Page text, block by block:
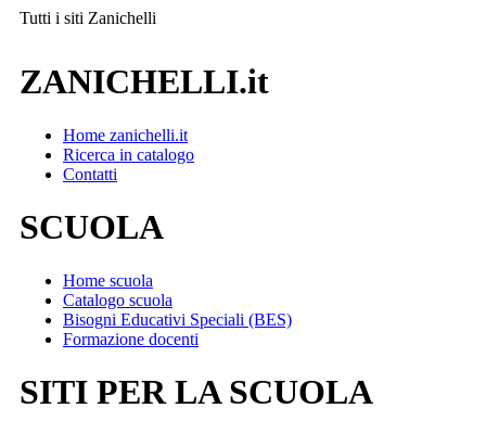
Tutti i siti Zanichelli
ZANICHELLI.it
Home zanichelli.it
Ricerca in catalogo
Contatti
SCUOLA
Home scuola
Catalogo scuola
Bisogni Educativi Speciali (BES)
Formazione docenti
SITI PER LA SCUOLA